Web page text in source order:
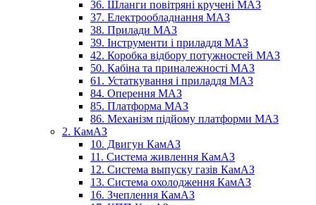
36. Шланги повітряні кручені МАЗ
37. Електрообладнання МАЗ
38. Прилади МАЗ
39. Інструменти і приладдя МАЗ
42. Коробка відбору потужностей МАЗ
50. Кабіна та приналежності МАЗ
61. Устаткування і приладдя МАЗ
84. Оперення МАЗ
85. Платформа МАЗ
86. Механізм підйому платформи МАЗ
2. КамАЗ
10. Двигун КамАЗ
11. Система живлення КамАЗ
12. Система выпуску газів КамАЗ
13. Система охолодження КамАЗ
16. Зчеплення КамАЗ